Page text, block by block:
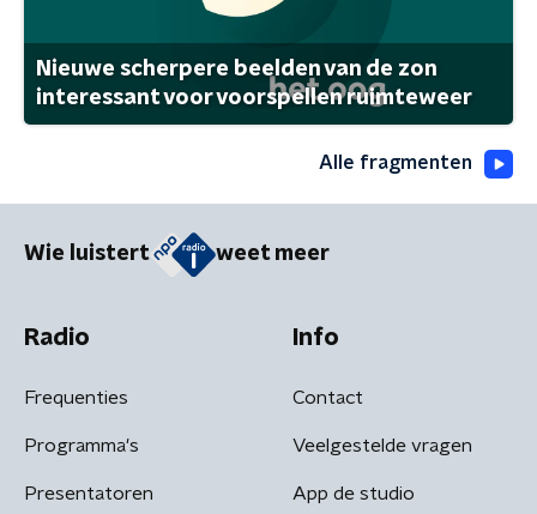
Nieuwe scherpere beelden van de zon
interessant voor voorspellen ruimteweer
Alle fragmenten
Wie luistert weet meer
Radio
Frequenties
Programma's
Presentatoren
Info
Contact
Veelgestelde vragen
App de studio